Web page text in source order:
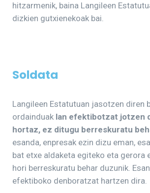
hitzarmenik, baina Langileen
dizkien gutxienekoak bai.
Soldata
Langileen Estatutuan jasotzen diren
ordainduak lan efektibotzat jotzen
hortaz, ez ditugu berreskuratu
esanda, enpresak ezin dizu eman,
bat etxe aldaketa egiteko eta gerora
hori berreskuratu behar duzunik.
efektiboko denboratzat hartzen dira.